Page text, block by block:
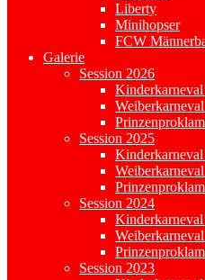
Liberty
Minihopser
FCW
Galerie
Session 2026
Session 2025
Session 2024
Session 2023